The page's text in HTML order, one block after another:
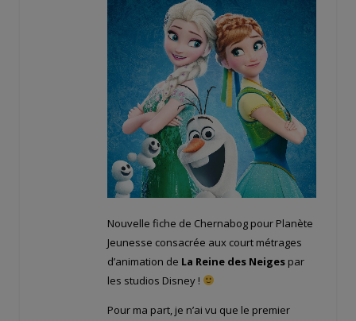
Nouvelle fiche de Chernabog pour Planète
Jeunesse consacrée aux court métrages
d’animation de La Reine des Neiges par
les studios Disney !
Pour ma part, je n’ai vu que le premier